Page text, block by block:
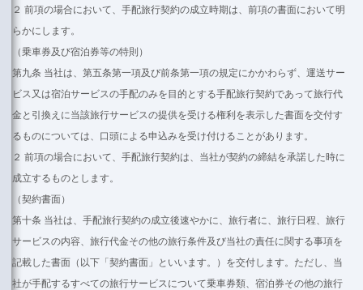
２ 前項の場合において、手配旅行契約の成立時期は、前項の書面において明
らかにします。
（乗車券及び宿泊券等の特則）
第九条 当社は、第五条第一項及び前条第一項の規定にかかわらず、運送サー
ビス又は宿泊サービスの手配のみを目的とする手配旅行契約であって旅行代
金と引換えに当該旅行サービスの提供を受ける権利を表示した書面を交付す
るものについては、口頭による申込みを受け付けることがあります。
２ 前項の場合において、手配旅行契約は、当社が契約の締結を承諾した時に
成立するものとします。
（契約書面）
第十条 当社は、手配旅行契約の成立後速やかに、旅行者に、旅行日程、旅行
サービスの内容、旅行代金その他の旅行条件及び当社の責任に関する事項を
記載した書面（以下「契約書面」といいます。）を交付します。ただし、当
社が手配するすべての旅行サービスについて乗車券類、宿泊券その他の旅行